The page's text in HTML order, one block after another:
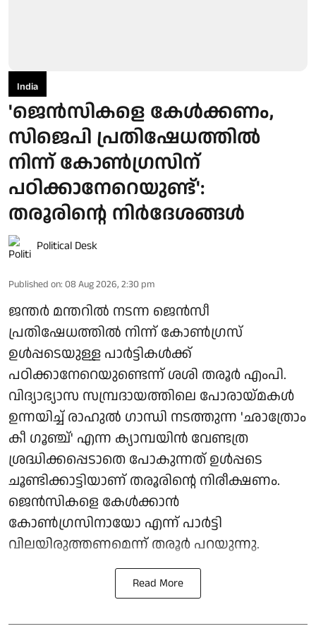
India
'ജെൻസികളെ കേൾക്കണം,
സിജെപി പ്രതിഷേധത്തിൽ
നിന്ന് കോൺഗ്രസിന്
പഠിക്കാനേറെയുണ്ട്':
തരൂരിന്റെ നിർദേശങ്ങൾ
Political Desk
Published on: 08 Aug 2026, 2:30 pm
ജന്തർ മന്തറിൽ നടന്ന ജെൻസീ
പ്രതിഷേധത്തിൽ നിന്ന് കോൺഗ്രസ്
ഉൾപ്പടെയുള്ള പാർട്ടികൾക്ക്
പഠിക്കാനേറെയുണ്ടെന്ന് ശശി തരൂർ എംപി.
വിദ്യാഭ്യാസ സമ്പ്രദായത്തിലെ പോരായ്മകൾ
ഉന്നയിച്ച് രാഹുൽ ഗാന്ധി നടത്തുന്ന 'ഛാത്രോം
കീ ഗൂഞ്ച്' എന്ന ക്യാമ്പയിൻ വേണ്ടത്ര
ശ്രദ്ധിക്കപ്പെടാതെ പോകുന്നത് ഉൾപ്പടെ
ചൂണ്ടിക്കാട്ടിയാണ് തരൂരിന്റെ നിരീക്ഷണം.
ജെൻസികളെ കേൾക്കാൻ
കോൺഗ്രസിനായോ എന്ന് പാർട്ടി
വിലയിരുത്തണമെന്ന് തരൂർ പറയുന്നു.
Read More